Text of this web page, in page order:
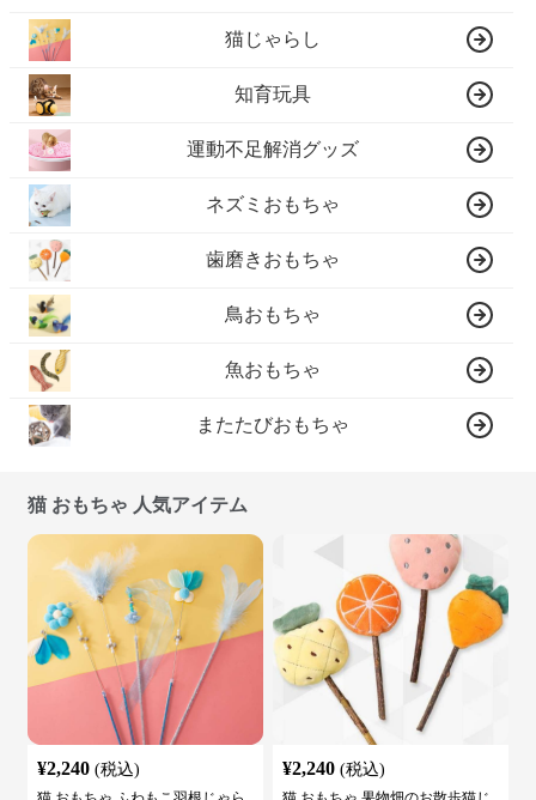
猫じゃらし
知育玩具
運動不足解消グッズ
ネズミおもちゃ
歯磨きおもちゃ
鳥おもちゃ
魚おもちゃ
またたびおもちゃ
猫 おもちゃ 人気アイテム
¥2,240 (税込) ¥2,240 (税込)